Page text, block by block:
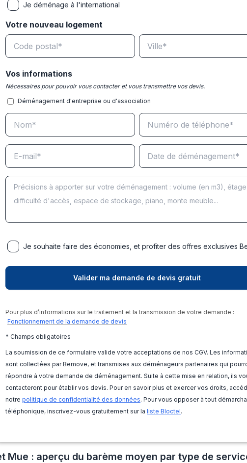
Je déménage à l'international
Votre nouveau logement
Vos informations
Nécessaires pour pouvoir vous contacter et vous transmettre vos devis.
Déménagement d'entreprise ou d'association
Je souhaite faire des économies, et profiter des offres exclusives
Pour plus d’informations sur le traitement et la transmission de votre demande :
Fonctionnement de la demande de devis
* Champs obligatoires
La soumission de ce formulaire valide votre acceptations de nos CGV. Les
sont collectées par Bemove, et transmises aux déménageurs partenaires qui
répondre à votre demande de déménagement. Suite à cette mise en relation, ils
contacteront pour établir vos devis. Pour en savoir plus et exercer vos droits,
notre politique de confidentialité des données. Pour vous opposer à tout
téléphonique, inscrivez-vous gratuitement sur la liste Bloctel.
Mue : aperçu du barème moyen par type de